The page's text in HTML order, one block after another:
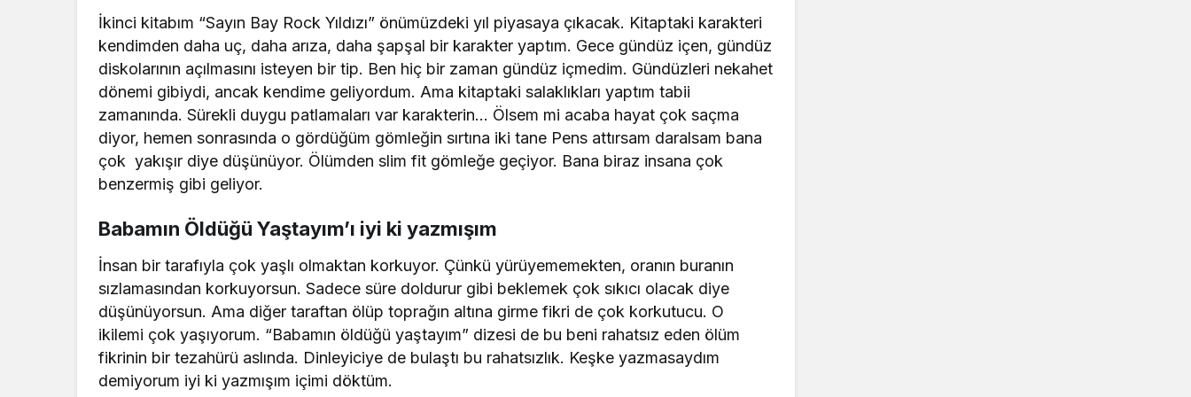
İkinci kitabım “Sayın Bay Rock Yıldızı” önümüzdeki yıl piyasaya çıkacak. Kitaptaki karakteri
kendimden daha uç, daha arıza, daha şapşal bir karakter yaptım. Gece gündüz içen, gündüz
diskolarının açılmasını isteyen bir tip. Ben hiç bir zaman gündüz içmedim. Gündüzleri nekahet
dönemi gibiydi, ancak kendime geliyordum. Ama kitaptaki salaklıkları yaptım tabii
zamanında. Sürekli duygu patlamaları var karakterin… Ölsem mi acaba hayat çok saçma
diyor, hemen sonrasında o gördüğüm gömleğin sırtına iki tane Pens attırsam daralsam bana
çok yakışır diye düşünüyor. Ölümden slim fit gömleğe geçiyor. Bana biraz insana çok
benzermiş gibi geliyor.
Babamın Öldüğü Yaştayım’ı iyi ki yazmışım
İnsan bir tarafıyla çok yaşlı olmaktan korkuyor. Çünkü yürüyememekten, oranın buranın
sızlamasından korkuyorsun. Sadece süre doldurur gibi beklemek çok sıkıcı olacak diye
düşünüyorsun. Ama diğer taraftan ölüp toprağın altına girme fikri de çok korkutucu. O
ikilemi çok yaşıyorum. “Babamın öldüğü yaştayım” dizesi de bu beni rahatsız eden ölüm
fikrinin bir tezahürü aslında. Dinleyiciye de bulaştı bu rahatsızlık. Keşke yazmasaydım
demiyorum iyi ki yazmışım içimi döktüm.